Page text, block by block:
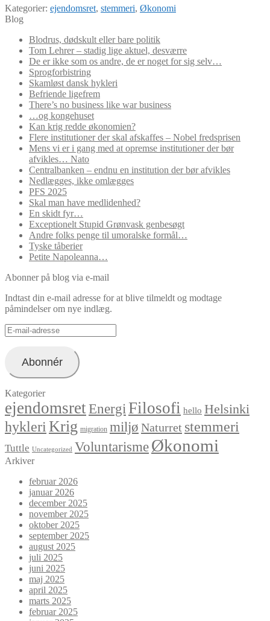
Kategorier: ejendomsret, stemmeri, Økonomi
Blog
Blodrus, dødskult eller bare politik
Tom Lehrer – stadig lige aktuel, desværre
De er ikke som os andre, de er noget for sig selv…
Sprogforbistring
Skamløst dansk hykleri
Befriende ligefrem
There’s no business like war business
…og kongehuset
Kan krig redde økonomien?
Flere institutioner der skal afskaffes – Nobel fredsprisen
Mens vi er i gang med at opremse institutioner der bør
afvikles… Nato
Centralbanken – endnu en institution der bør afvikles
Nedlægges, ikke omlægges
PFS 2025
Skal man have medlidenhed?
En skidt fyr…
Exceptionelt Stupid Grønvask genbesøgt
Andre folks penge til umoralske formål…
Tyske tåberier
Petite Napoleanna…
Abonner på blog via e-mail
Indtast din e-mail adresse for at blive tilmeldt og modtage
påmindelser om nye indlæg.
E-
mail-
Abonnér
Kategorier
ejendomsretEnergiFilosofi hello Helsinki
hykleri Krig migration miljø Naturret stemmeri
Tuttle Uncategorized VoluntarismeØkonomi
Arkiver
februar 2026
januar 2026
december 2025
november 2025
oktober 2025
september 2025
august 2025
juli 2025
juni 2025
maj 2025
april 2025
marts 2025
februar 2025